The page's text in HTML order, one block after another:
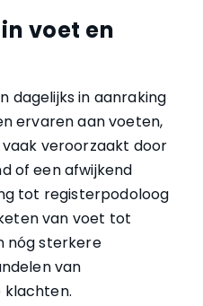
voet en
dagelijks in aanraking
ervaren aan voeten,
veroorzaakt door
of een afwijkend
tot registerpodoloog
van voet tot
nóg sterkere
van